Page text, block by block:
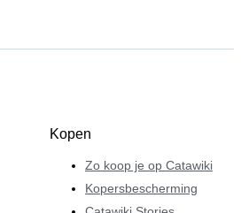
Kopen
Zo koop je op Catawiki
Kopersbescherming